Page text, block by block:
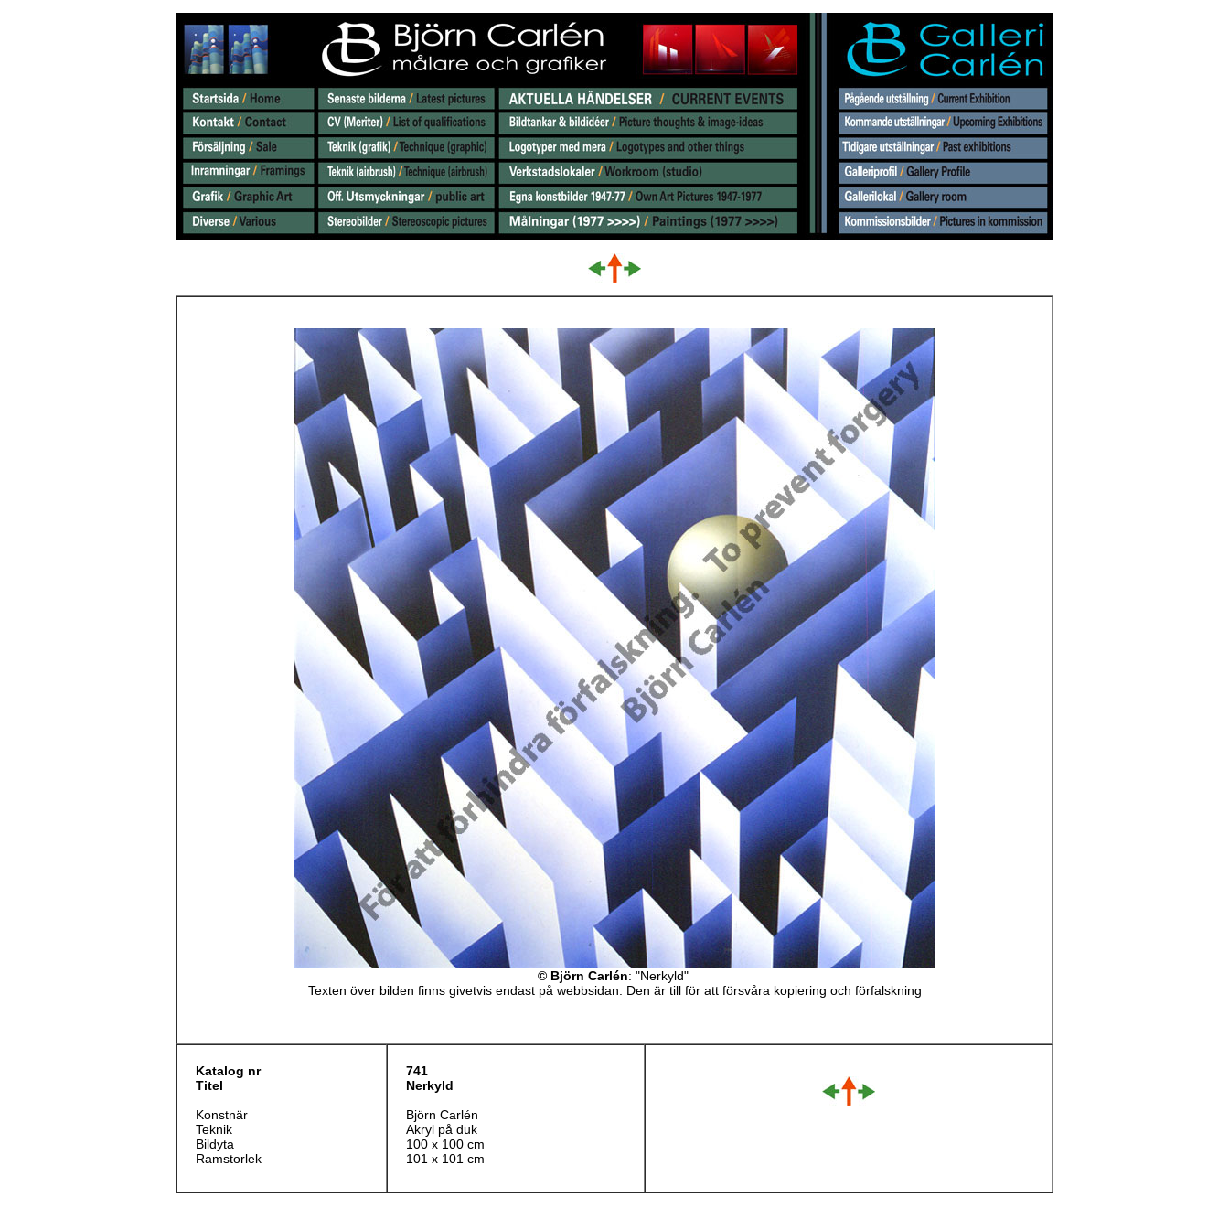
© Björn Carlén: "Nerkyld"
Texten över bilden finns givetvis endast på webbsidan. Den är till för att försvåra kopiering och förfalskning
Katalog nr
Titel
Konstnär
Teknik
Bildyta
Ramstorlek
741
Nerkyld
Björn Carlén
Akryl på duk
100 x 100 cm
101 x 101 cm